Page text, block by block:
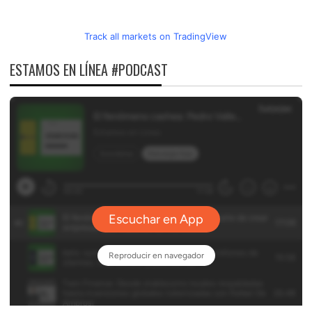
Track all markets on TradingView
ESTAMOS EN LÍNEA #PODCAST